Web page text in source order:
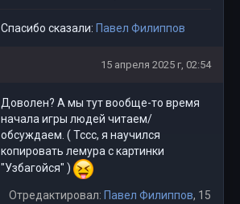
Спасибо сказали: Павел Филиппов
15 апреля 2025 г, 02:54
Доволен? А мы тут вообще-то время
начала игры людей читаем/
обсуждаем. ( Тссс, я научился
копировать лемура с картинки
"Узбагойся" )
Отредактировал: Павел Филиппов, 15